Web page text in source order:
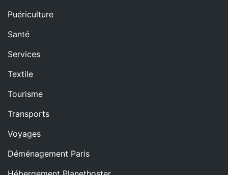
Puériculture
Santé
Services
Textile
Tourisme
Transports
Voyages
Déménagement Paris